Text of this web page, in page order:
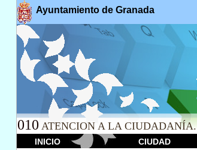
Ayuntamiento de Granada
010 ATENCION A LA CIUDADANÍA.
INICIO CIUDAD